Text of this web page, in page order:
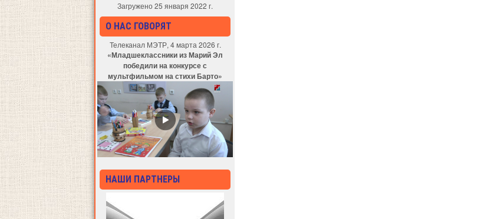
Загружено 25 января 2022 г.
О НАС ГОВОРЯТ
Телеканал МЭТР, 4 марта 2026 г.
«Младшеклассники из Марий Эл
победили на конкурсе с
мультфильмом на стихи Барто»
НАШИ ПАРТНЕРЫ